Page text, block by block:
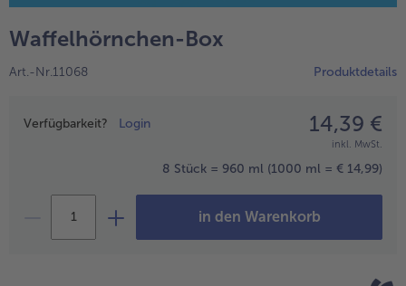
alle Küchenutensilien
alle bofrost*free
alle bofrost*plus.
Pflanzliche Alternativprodukte
Waffelhörnchen-Box
Art.-Nr.11068 Produktdetails
Preisangabe
Verfügbarkeit? Login 14,39 €
inkl. MwSt.
8 Stück = 960 ml (1000 ml = € 14,99)
in den Warenkorb